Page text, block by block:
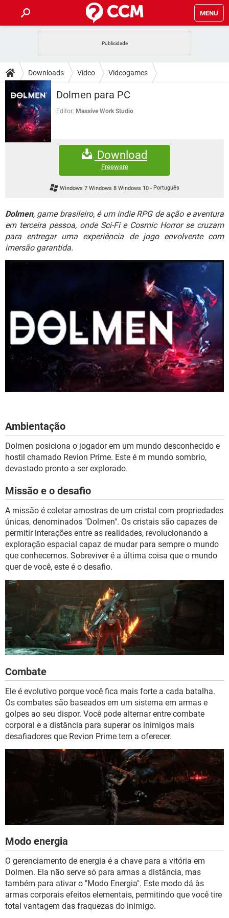
MENU
CELULAR FACEBOOK
OUTLOOK EXCEL
INSTAGRAM GMAIL
GUIA DE COMPRAS
DICAS
JOGOS WHATSAPP
CELULAR
OUTLOOK
INSTAGRAM
DOWNLOADS
JOGOS WHATSAPP
CELULAR
EXCEL
GMAIL
FÓRUM
JOGOS
FACEBOOK
EXCEL
GMAIL
GLOSSÁRIO
WHATSAPP
INSTAGRAM GMAIL
GUIA DE COMPRAS
Downloads Vídeo Videogames
Dolmen para PC
Editor: Massive Work Studio
Download
Freeware
Windows 7 Windows 8 Windows 10- Português
Dolmen, game brasileiro, é um indie RPG de ação e aventura
em terceira pessoa, onde Sci-Fi e Cosmic Horror se cruzam
para entregar uma experiência de jogo envolvente com
imersão garantida.
Ambientação
Dolmen posiciona o jogador em um mundo desconhecido e
hostil chamado Revion Prime. Este é m mundo sombrio,
devastado pronto a ser explorado.
Missão e o desafio
A missão é coletar amostras de um cristal com propriedades
únicas, denominados "Dolmen". Os cristais são capazes de
permitir interações entre as realidades, revolucionando a
exploração espacial capaz de mudar para sempre o mundo
que conhecemos. Sobreviver é a última coisa que o mundo
quer de você, este é o desafio.
Combate
Ele é evolutivo porque você fica mais forte a cada batalha.
Os combates são baseados em um sistema em armas e
golpes ao seu dispor. Você pode alternar entre combate
corporal e a distância para superar os inimigos mais
desafiadores que Revion Prime tem a oferecer.
Modo energia
O gerenciamento de energia é a chave para a vitória em
Dolmen. Ela não serve só para armas a distância, mas
também para ativar o "Modo Energia". Este modo dá às
armas corporais efeitos elementais, permitindo que você tire
total vantagem das fraquezas do inimigo.